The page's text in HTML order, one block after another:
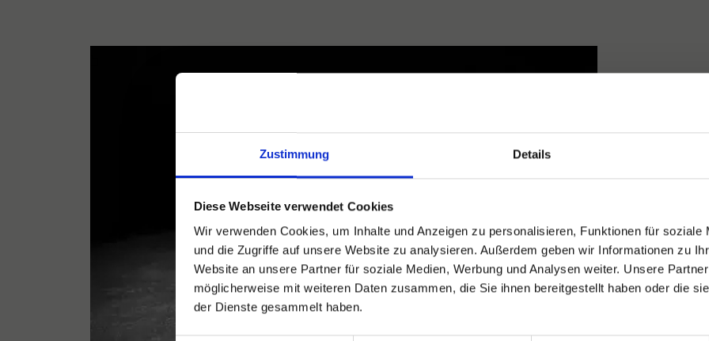
Zustimmung Details
Diese Webseite verwendet Cookies
Wir verwenden Cookies, um Inhalte und Anzeigen zu personalisieren, Funktionen für soziale
und die Zugriffe auf unsere Website zu analysieren. Außerdem geben wir Informationen zu
Website an unsere Partner für soziale Medien, Werbung und Analysen weiter. Unsere
möglicherweise mit weiteren Daten zusammen, die Sie ihnen bereitgestellt haben oder die
der Dienste gesammelt haben.
GOLD
In
der